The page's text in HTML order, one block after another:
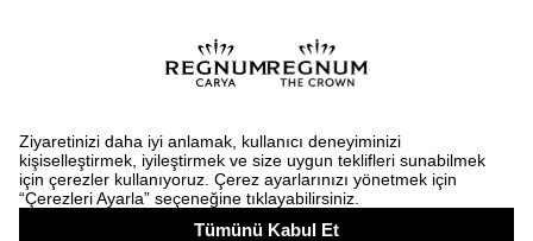
2026 ® Regnum Hotels. Tüm hakları saklıdır.
Bilgi Toplumu Hizmetleri